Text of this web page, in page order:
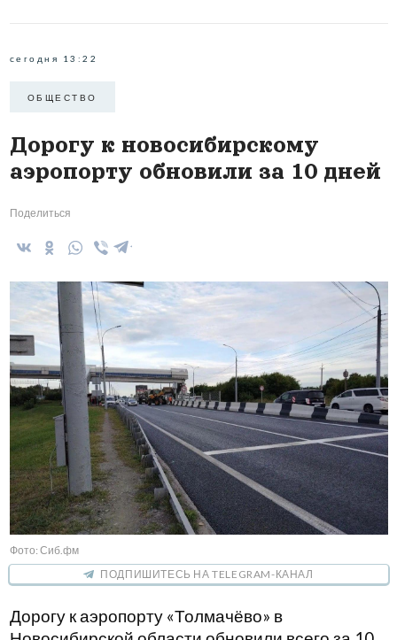
сегодня 13:22
ОБЩЕСТВО
Дорогу к новосибирскому
аэропорту обновили за 10 дней
Поделиться
Фото: Сиб.фм
ПОДПИШИТЕСЬ НА TELEGRAM-КАНАЛ
Дорогу к аэропорту «Толмачёво» в